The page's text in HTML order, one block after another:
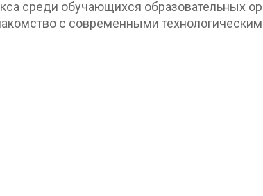
среди обучающихся образовательных
с современными